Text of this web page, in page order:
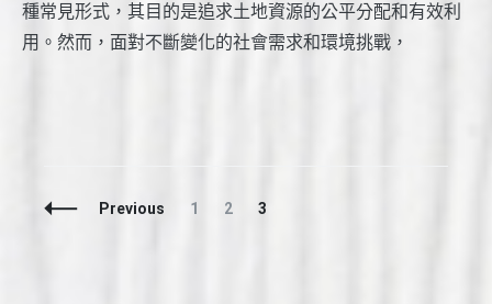
種常見形式，其目的是追求土地資源的公平分配和有效利
用。然而，面對不斷變化的社會需求和環境挑戰，
Posts
Previous Page
1 Page
2 Page
3